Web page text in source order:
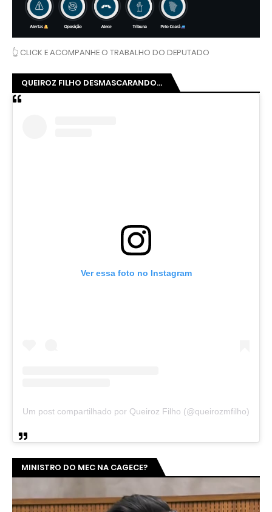
👆 CLICK E ACOMPANHE O TRABALHO DO DEPUTADO
QUEIROZ FILHO DESMASCARANDO...
Ver essa foto no Instagram
Um post compartilhado por Queiroz Filho (@queirozmfilho)
MINISTRO DO MEC NA CAGECE?